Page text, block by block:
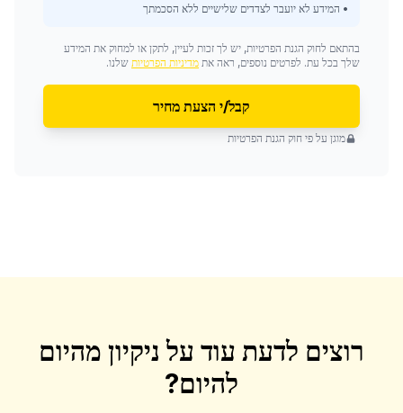
• המידע לא יועבר לצדדים שלישיים ללא הסכמתך
בהתאם לחוק הגנת הפרטיות, יש לך זכות לעיין, לתקן או למחוק את המידע
שלך בכל עת. לפרטים נוספים, ראה את מדיניות הפרטיות שלנו.
קבל/י הצעת מחיר
מוגן על פי חוק הגנת הפרטיות
רוצים לדעת עוד על ניקיון מהיום
להיום?